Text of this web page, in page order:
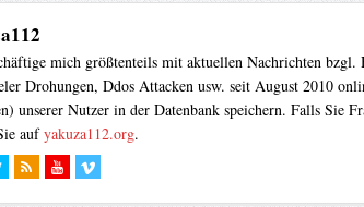
mich größtenteils mit aktuellen Nachrichten
Drohungen, Ddos Attacken usw. seit August 2010
unserer Nutzer in der Datenbank speichern. Falls Sie
aufyakuza112.org.